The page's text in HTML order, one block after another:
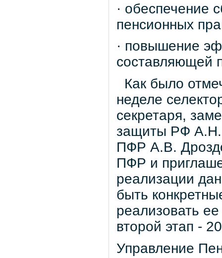
· обеспечение
пенсионных
· повышение
составляющей
Как было
неделе
секретаря,
защиты РФ А.Н.
ПФР А.В.
ПФР и
реализации
быть
реализовать
второй этап -
Управление